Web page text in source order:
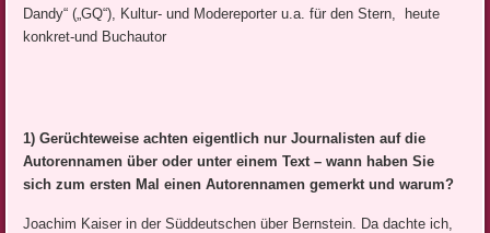
Dandy“ („GQ“), Kultur- und Modereporter u.a. für den Stern, heute
konkret-und Buchautor
1) Gerüchteweise achten eigentlich nur Journalisten auf die
Autorennamen über oder unter einem Text – wann haben Sie
sich zum ersten Mal einen Autorennamen gemerkt und warum?
Joachim Kaiser in der Süddeutschen über Bernstein. Da dachte ich,